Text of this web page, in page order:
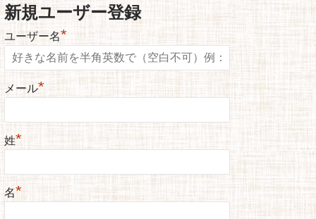
新規ユーザー登録
ユーザー名*
メール*
姓*
名*